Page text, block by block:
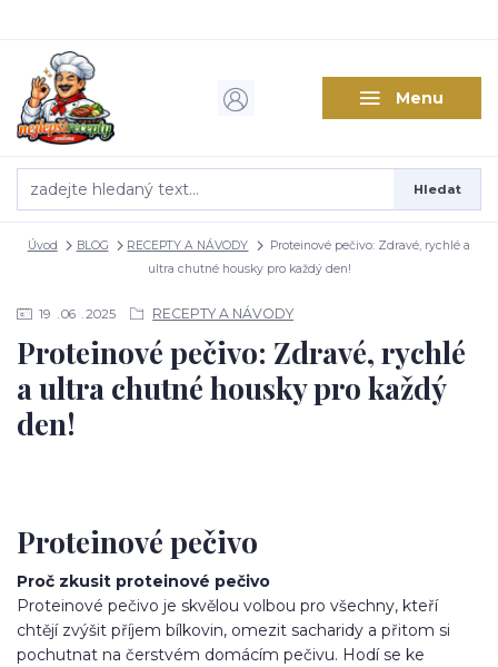
Menu
Hledat
Úvod BLOG RECEPTY A NÁVODY
Proteinové pečivo: Zdravé, rychlé a
ultra chutné housky pro každý den!
19 06 2025 RECEPTY A NÁVODY
Proteinové pečivo: Zdravé, rychlé
a ultra chutné housky pro každý
den!
Proteinové pečivo
Proč zkusit proteinové pečivo
Proteinové pečivo je skvělou volbou pro všechny, kteří
chtějí zvýšit příjem bílkovin, omezit sacharidy a přitom si
pochutnat na čerstvém domácím pečivu. Hodí se ke